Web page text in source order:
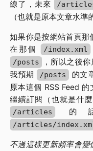
線了，未來
/
（也就是原本文章水
如果你是按網站首頁那
在那個
/index.xml
/posts ，所以之後
我預期
/posts
的文
原本這個 RSS Feed
繼續訂閱（也就是什
/articles 的
/articles/
不過這樣更新頻率會